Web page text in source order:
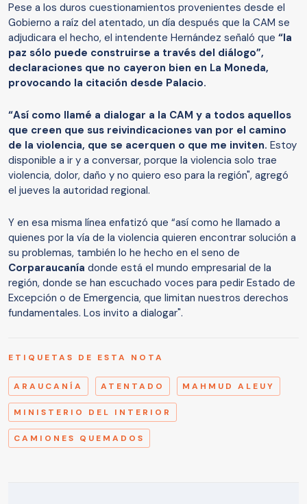
Pese a los duros cuestionamientos provenientes desde el
Gobierno a raíz del atentado, un día después que la CAM se
adjudicara el hecho, el intendente Hernández señaló que “la
paz sólo puede construirse a través del diálogo”,
declaraciones que no cayeron bien en La Moneda,
provocando la citación desde Palacio.
“Así como llamé a dialogar a la CAM y a todos aquellos
que creen que sus reivindicaciones van por el camino
de la violencia, que se acerquen o que me inviten. Estoy
disponible a ir y a conversar, porque la violencia solo trae
violencia, dolor, daño y no quiero eso para la región", agregó
el jueves la autoridad regional.
Y en esa misma línea enfatizó que “así como he llamado a
quienes por la vía de la violencia quieren encontrar solución a
su problemas, también lo he hecho en el seno de
Corparaucanía donde está el mundo empresarial de la
región, donde se han escuchado voces para pedir Estado de
Excepción o de Emergencia, que limitan nuestros derechos
fundamentales. Los invito a dialogar".
ETIQUETAS DE ESTA NOTA
ARAUCANÍA ATENTADO MAHMUD ALEUY
MINISTERIO DEL INTERIOR
CAMIONES QUEMADOS